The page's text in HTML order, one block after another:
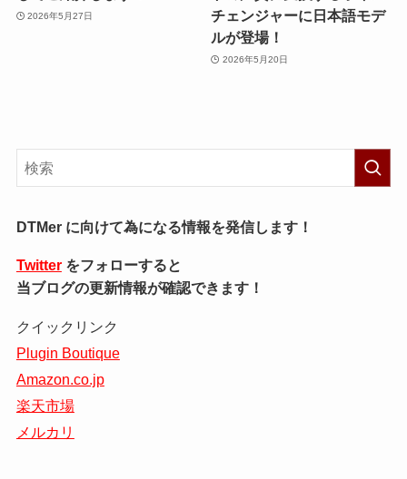
2026年5月27日
チェンジャーに日本語モデ
ルが登場！
2026年5月20日
DTMer に向けて為になる情報を発信します！
Twitter をフォローすると
当ブログの更新情報が確認できます！
クイックリンク
Plugin Boutique
Amazon.co.jp
楽天市場
メルカリ